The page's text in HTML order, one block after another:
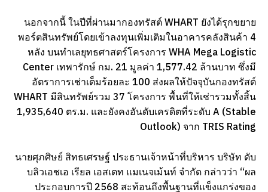
นอกจากนี้ ในปีที่ผ่านมากองทรัสต์ WHART ยังได้รุกขยาย
พอร์ตสินทรัพย์โดยเข้าลงทุนเพิ่มเติมในอาคารคลังสินค้า 4
หลัง บนทำเลยุทธศาสตร์โครงการ WHA Mega Logistic
Center เทพารักษ์ กม. 21 มูลค่า 1,577.42 ล้านบาท ซึ่งมี
อัตราการเช่าเต็มร้อยละ 100 ส่งผลให้ปัจจุบันกองทรัสต์
WHART มีสินทรัพย์รวม 37 โครงการ พื้นที่ให้เช่ารวมทั้งสิ้น
1,935,640 ตร.ม. และยังคงอันดับเครดิตที่ระดับ A (Stable
Outlook) จาก TRIS Rating
นายศุภศิษย์ สิทธเศรษฐ์ ประธานเจ้าหน้าที่บริหาร บริษัท ดับ
บลิวเอชเอ เรียล เอสเตท แมเนจเม้นท์ จำกัด กล่าวว่า “ผล
ประกอบการปี 2568 สะท้อนถึงพื้นฐานที่แข็งแกร่งของ